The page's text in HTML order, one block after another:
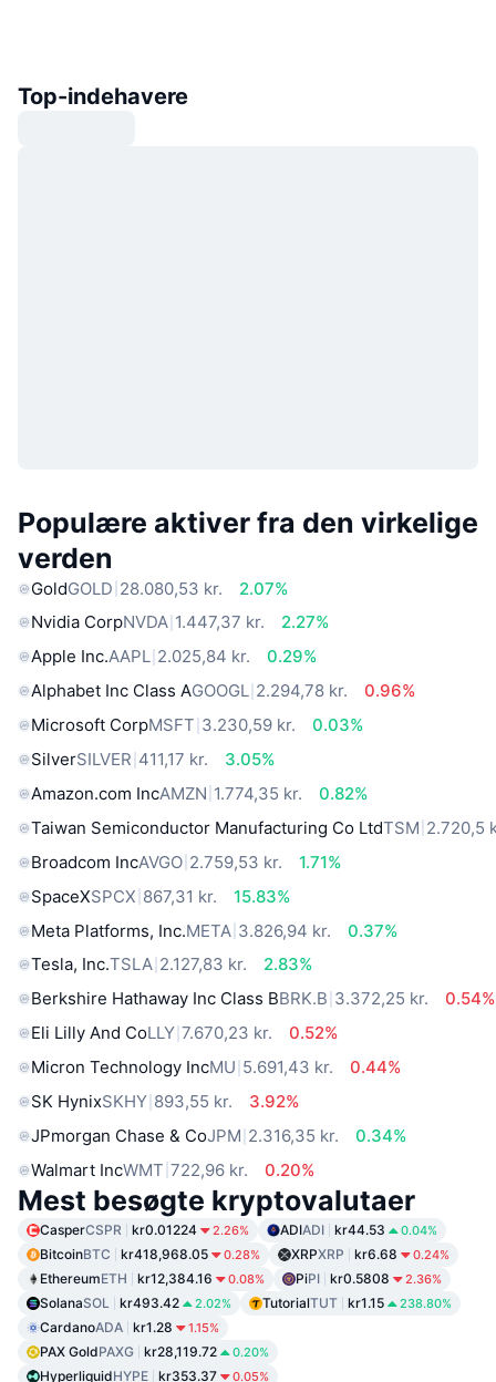
Top-indehavere
Populære aktiver fra den virkelige
verden
GoldGOLD 28.080,53 kr.
2.07%
Nvidia CorpNVDA 1.447,37 kr.
2.27%
Apple Inc.AAPL 2.025,84 kr.
0.29%
Alphabet Inc Class AGOOGL 2.294,78 kr.
0.96%
Microsoft CorpMSFT 3.230,59 kr.
0.03%
SilverSILVER 411,17 kr.
3.05%
Amazon.com IncAMZN 1.774,35 kr.
0.82%
Taiwan Semiconductor Manufacturing Co LtdTSM 2.720,5
Broadcom IncAVGO 2.759,53 kr.
1.71%
SpaceXSPCX 867,31 kr.
15.83%
Meta Platforms, Inc.META 3.826,94 kr.
0.37%
Tesla, Inc.TSLA 2.127,83 kr.
2.83%
Berkshire Hathaway Inc Class BBRK.B 3.372,25 kr.
0.54%
Eli Lilly And CoLLY 7.670,23 kr.
0.52%
Micron Technology IncMU 5.691,43 kr.
0.44%
SK HynixSKHY 893,55 kr.
3.92%
JPmorgan Chase & CoJPM 2.316,35 kr.
0.34%
Walmart IncWMT 722,96 kr. 0.20%
Mest besøgte kryptovalutaer
CasperCSPR kr0.01224 2.26% ADIADI kr44.53 0.04%
BitcoinBTC kr418,968.05 0.28% XRPXRP kr6.68 0.24%
EthereumETH kr12,384.16 0.08% PiPI kr0.5808 2.36%
SolanaSOL kr493.42 2.02% TutorialTUT kr1.15 238.80%
CardanoADA kr1.28 1.15%
PAX GoldPAXG kr28,119.72 0.20%
HyperliquidHYPE kr353.37 0.05%